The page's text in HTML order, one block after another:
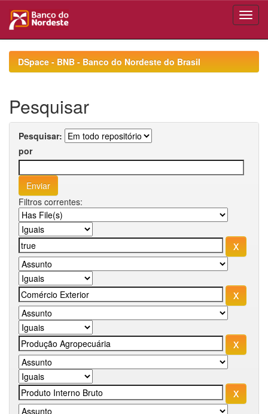
navigationDSpace - BNB - Banco do Nordeste do Brasil
Pesquisar
Pesquisar:
por
Filtros correntes: